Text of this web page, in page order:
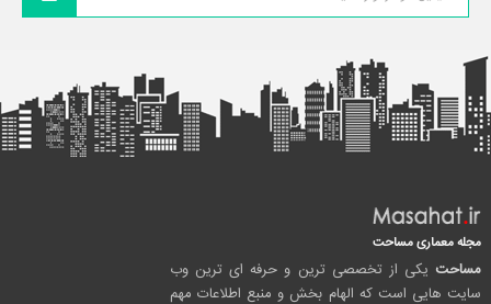
مجله معماری مساحت
مساحت یکی از تخصصی ترین و حرفه ای ترین وب
سایت هایی است که الهام بخش و منبع اطلاعات مهم